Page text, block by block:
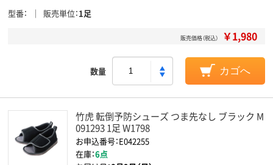
型番 販売単位 1足
販売価格（税込） ￥1,980
数量 カゴへ
竹虎 転倒予防シューズ つま先なし ブラック M
091293 1足 W1798
お申込番号：E042255
在庫：6点